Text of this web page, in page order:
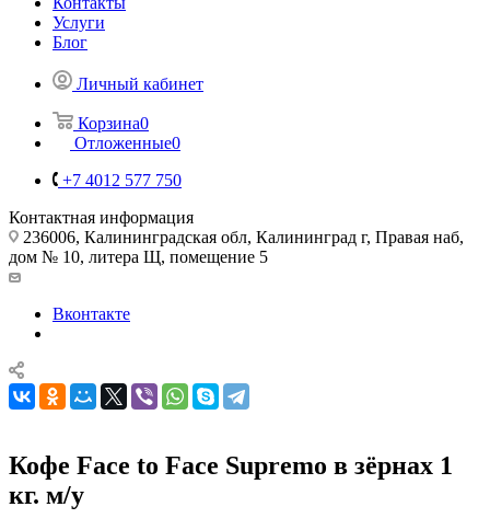
Услуги
Блог
Личный кабинет
Корзина0
Отложенные0
+7 4012 577 750
Контактная информация
236006, Калининградская обл, Калининград г, Правая наб,
дом № 10, литера Щ, помещение 5
Вконтакте
Кофе Face to Face Supremo в зёрнах 1
кг. м/у